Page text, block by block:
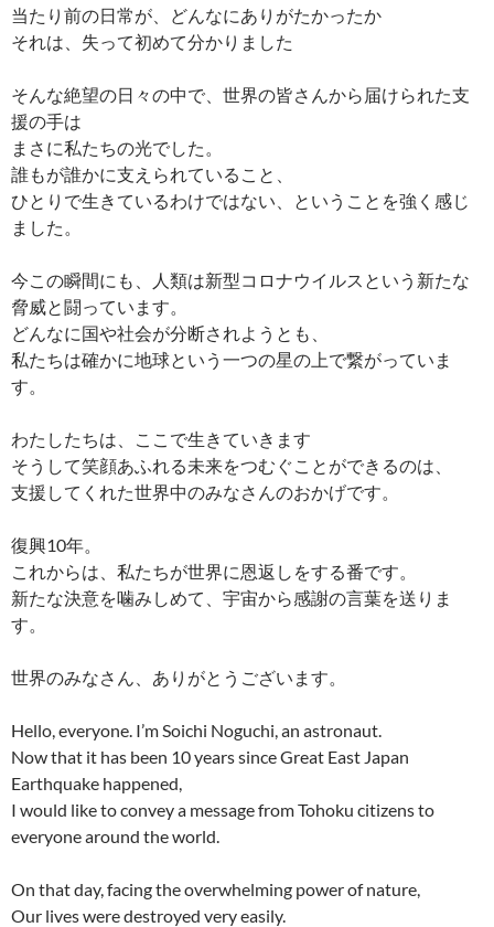
当たり前の日常が、どんなにありがたかったか
それは、失って初めて分かりました
そんな絶望の日々の中で、世界の皆さんから届けられた支
援の手は
まさに私たちの光でした。
誰もが誰かに支えられていること、
ひとりで生きているわけではない、ということを強く感じ
ました。
今この瞬間にも、人類は新型コロナウイルスという新たな
脅威と闘っています。
どんなに国や社会が分断されようとも、
私たちは確かに地球という一つの星の上で繋がっていま
す。
わたしたちは、ここで生きていきます
そうして笑顔あふれる未来をつむぐことができるのは、
支援してくれた世界中のみなさんのおかげです。
復興10年。
これからは、私たちが世界に恩返しをする番です。
新たな決意を噛みしめて、宇宙から感謝の言葉を送りま
す。
世界のみなさん、ありがとうございます。
Hello, everyone. I’m Soichi Noguchi, an astronaut.
Now that it has been 10 years since Great East Japan
Earthquake happened,
I would like to convey a message from Tohoku citizens to
everyone around the world.
On that day, facing the overwhelming power of nature,
Our lives were destroyed very easily.